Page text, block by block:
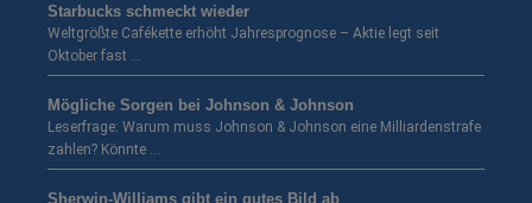
Starbucks schmeckt wieder
Weltgrößte Cafékette erhöht Jahresprognose – Aktie legt seit
Oktober fast …
Mögliche Sorgen bei Johnson & Johnson
Leserfrage: Warum muss Johnson & Johnson eine Milliardenstrafe
zahlen? Könnte …
Sherwin-Williams gibt ein gutes Bild ab